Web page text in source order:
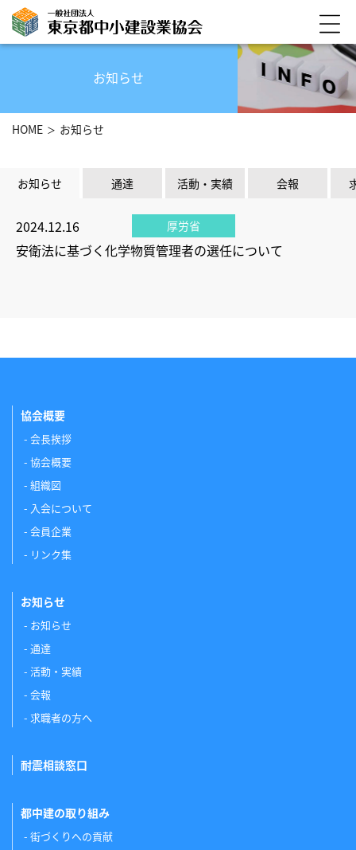
お知らせ
HOME お知らせ
お知らせ 通達 活動・実績 会報
2024.12.16 厚労省
安衛法に基づく化学物質管理者の選任について
協会概要
会長挨拶
協会概要
組織図
入会について
会員企業
リンク集
お知らせ
お知らせ
通達
活動・実績
会報
求職者の方へ
耐震相談窓口
都中建の取り組み
街づくりへの貢献